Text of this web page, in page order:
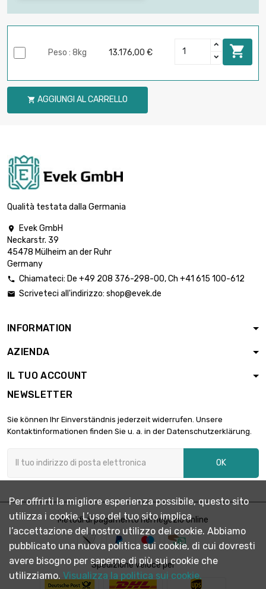
Peso : 8kg 13.176,00 € 
 AGGIUNGI AL CARRELLO
Qualità testata dalla Germania

Evek GmbH
Neckarstr. 39
45478 Mülheim an der Ruhr
Germany
 Chiamateci: De +49 208 376-298-00, Ch +41 615 100-612
 Scriveteci all'indirizzo: shop@evek.de
INFORMATION
AZIENDA
IL TUO ACCOUNT
NEWSLETTER
Sie können Ihr Einverständnis jederzeit widerrufen. Unsere
Kontaktinformationen finden Sie u. a. in der Datenschutzerklärung.
OK
Metodi di pagamento nel negozio online
Spedizione veloce per
Per offrirti la migliore esperienza possibile, questo sito
utilizza i cookie. L’uso del tuo sito implica
l’accettazione del nostro utilizzo dei cookie. Abbiamo
pubblicato una nuova politica sui cookie, di cui dovresti
avere bisogno per saperne di più sui cookie che
utilizziamo. Visualizza la politica sui cookie.